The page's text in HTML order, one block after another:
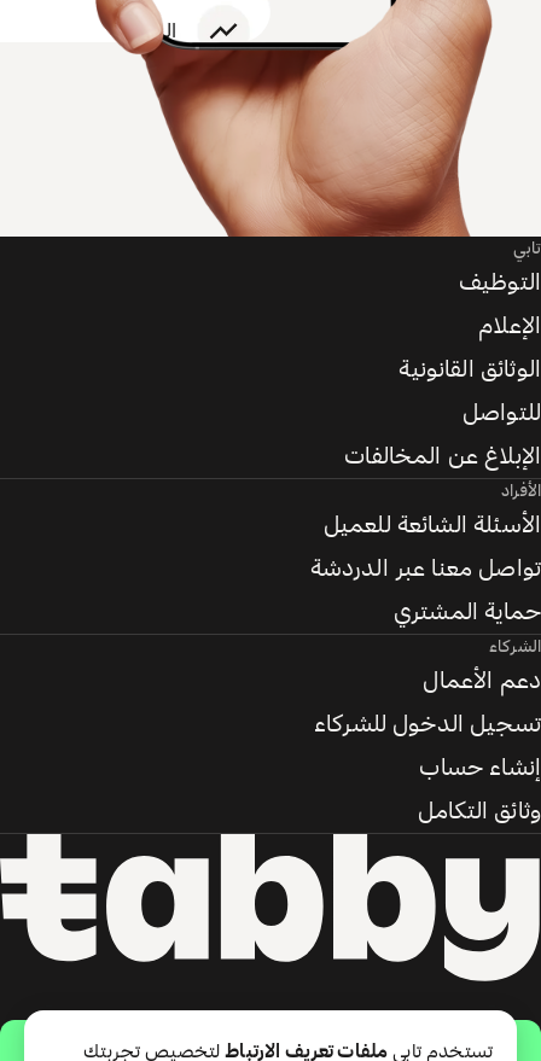
حمّل التطبيق
تابي
التوظيف
الإعلام
الوثائق القانونية
للتواصل
الإبلاغ عن المخالفات
الأفراد
الأسئلة الشائعة للعميل
تواصل معنا عبر الدردشة
حماية المشتري
الشركاء
دعم الأعمال
تسجيل الدخول للشركاء
إنشاء حساب
وثائق التكامل
تستخدم تابي ملفات تعريف الارتباطلتخصيص تجربتك